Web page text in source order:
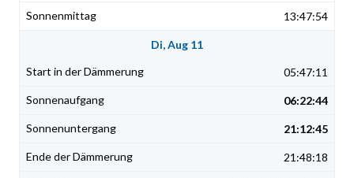
13:47:54
Di, Aug 11
05:47:11
06:22:44
21:12:45
21:48:18